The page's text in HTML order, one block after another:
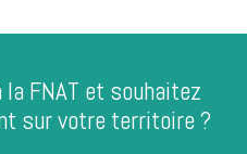
FNAT et souhaitez
sur votre territoire ?